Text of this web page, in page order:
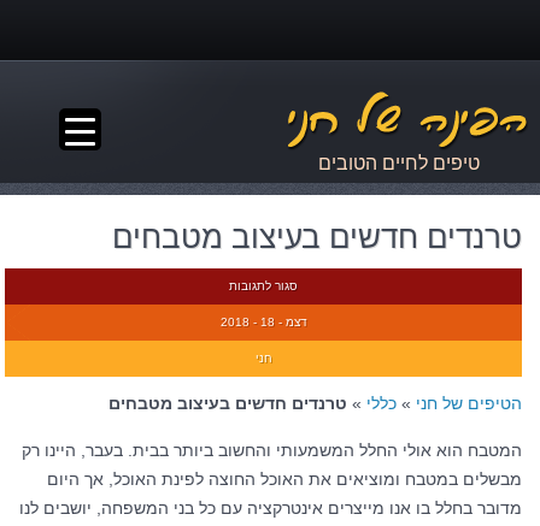
טיפים לחיים הטובים
טרנדים חדשים בעיצוב מטבחים
סגור לתגובות
דצמ - 18 - 2018
חני
הטיפים של חני » כללי » טרנדים חדשים בעיצוב מטבחים
המטבח הוא אולי החלל המשמעותי והחשוב ביותר בבית. בעבר, היינו רק
מבשלים במטבח ומוציאים את האוכל החוצה לפינת האוכל, אך היום
מדובר בחלל בו אנו מייצרים אינטרקציה עם כל בני המשפחה, יושבים לנו